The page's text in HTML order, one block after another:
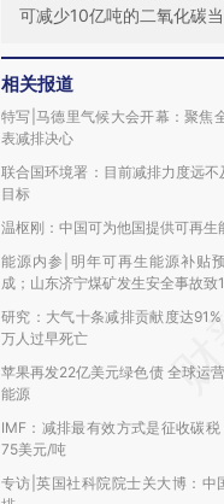
可减少10亿吨的二氧化碳
相关报道
特写|马德里气候大会开幕：聚焦
表减排决心
联合国环境署：目前减排力度远不
目标
温枢刚：中国可为他国提供可再生
能源内参|明年可再生能源补贴
成；山东济宁煤矿发生安全事故致
研究：大气十条减排贡献度达
万人过早死亡
苹果再发22亿美元绿色债 全球运
能源
IMF：减排最有效方式是征收碳
75美元/吨
专访|英国社科院院士关大博：中